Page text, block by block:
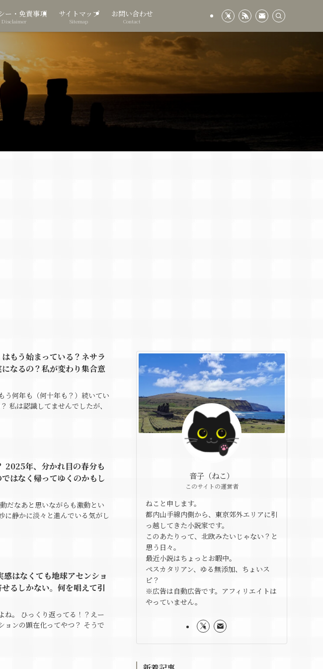
ー・免責事項
Disclaimer
サイトマップ
Sitemap
お問い合わせ
Contact
もう始まっている？ネサラ
なるの？私が変わり集合意
う何年も（何十年も？）続いてい
私は認識してませんでしたが、
2025年、分かれ目の春分も
はなく帰ってゆくのかもし
だなあと思いながらも激動とい
に静かに淡々と進んでいる気がし
はなくても地球アセンショ
るしかない。何を唱えて引
ね。 ひっくり返ってる！？えー
ョンの顕在化ってやつ？ そうで
音子（ねこ）
このサイトの運営者
ねこと申します。
都内山手線内側から、東京郊外エリアに引
っ越してきた小説家です。
このあたりって、北欧みたいじゃない？と
思う日々。
最近小説はちょっとお暇中。
ペスカタリアン、ゆる無添加、ちょいス
ピ？
※広告は自動広告です。アフィリエイトは
やっていません。